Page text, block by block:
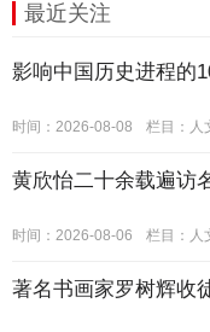
最近关注
影响中国历史进程的
时间：2026-08-08 栏目： 人
黄欣怡二十余载遍访
时间：2026-08-06 栏目： 人
著名书画家罗树辉收